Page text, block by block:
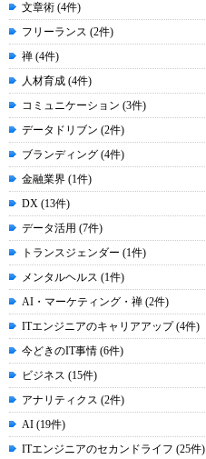
文章術 (4件)
フリーランス (2件)
禅 (4件)
人材育成 (4件)
コミュニケーション (3件)
データドリブン (2件)
ブランディング (4件)
金融業界 (1件)
DX (13件)
データ活用 (7件)
トランスジェンダー (1件)
メンタルヘルス (1件)
AI・マーケティング・禅 (2件)
ITエンジニアのキャリアアップ (4件)
今どきのIT事情 (6件)
ビジネス (15件)
アナリティクス (2件)
AI (19件)
ITエンジニアのセカンドライフ (25件)